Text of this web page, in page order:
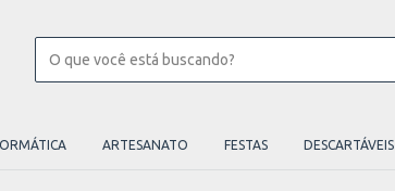
ARTESANATO FESTAS DESCARTÁVEIS